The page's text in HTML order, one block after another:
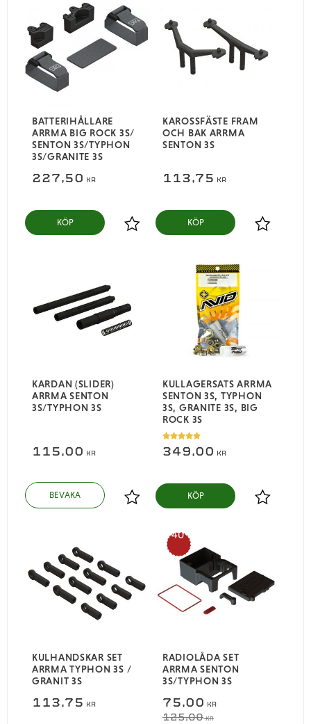
BATTERIHÅLLARE
ARRMA BIG ROCK 3S/
SENTON 3S/TYPHON
3S/GRANITE 3S
227,50 KR
Lägg till i favoriter
KÖP
KAROSSFÄSTE FRAM
OCH BAK ARRMA
SENTON 3S
113,75 KR
Lägg till i
KÖP
KARDAN (SLIDER)
ARRMA SENTON
3S/TYPHON 3S
115,00 KR
Lägg till i favoriter
KULLAGERSATS ARRMA
SENTON 3S, TYPHON
3S, GRANITE 3S, BIG
ROCK 3S
349,00 KR
Lägg till i
KÖP
KULHANDSKAR SET
ARRMA TYPHON 3S /
GRANIT 3S
113,75 KR
RADIOLÅDA SET
ARRMA SENTON
3S/TYPHON 3S
75,00 KR
125,00KR
40
%